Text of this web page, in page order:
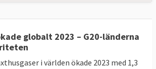
på 57 %.** MtCO2e betyder
koldioxidekvivalenter, ett mått
växthusgaser. *** Mtoe betyder
oljeekvivalenter, ett mått på
globalt 2023 – G20-länderna
i världen ökade 2023 med 1,3